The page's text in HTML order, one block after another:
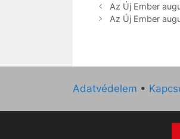
Az Új Ember
Az Új Ember
Adatvédelem •